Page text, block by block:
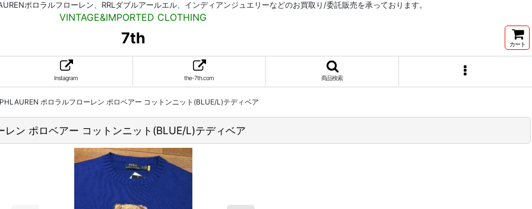
ポロラルフローレン、RRLダブルアールエル、インディアンジュエリーなどのお買取り/委託販売を承っております。
VINTAGE&IMPORTED CLOTHING
7th カート
Instagram the-7th.com 商品検索
ポロラルフローレン ポロベアー コットンニット(BLUE/L)テディベア
ン ポロベアー コットンニット(BLUE/L)テディベア